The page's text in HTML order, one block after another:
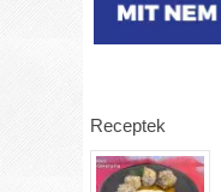
Receptek